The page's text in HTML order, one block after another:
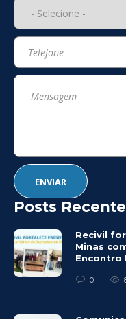
Posts
Recivil
Minas
Encontro
0